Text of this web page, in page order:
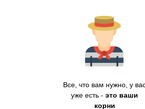
Все, что вам нужно, у
уже есть - это ваши
корни